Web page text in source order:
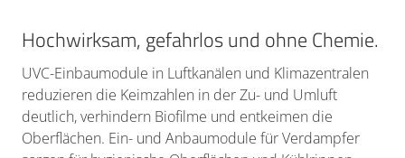
Hochwirksam, gefahrlos und ohne Chemie.
UVC-Einbaumodule in Luftkanälen und Klimazentralen
reduzieren die Keimzahlen in der Zu- und Umluft
deutlich, verhindern Biofilme und entkeimen die
Oberflächen. Ein- und Anbaumodule für Verdampfer